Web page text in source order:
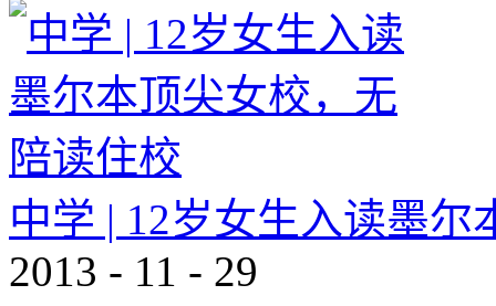
中学 | 12岁女生入读墨
2013 - 11 - 29